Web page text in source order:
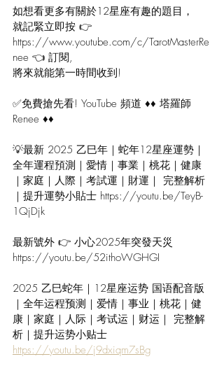
如想看更多有關於12星座有趣的題目，
就記緊立即按 👉
https://www.youtube.com/c/TarotMasterRe
nee 👈 訂閱,
將來就能第一時間收到!
✅免費搶先看! YouTube 頻道 ♦♦ 塔羅師
Renee ♦♦
💡最新 2025 乙巳年｜蛇年12星座運勢｜
全年運程預測｜愛情｜事業｜桃花｜健康
｜家庭｜人際｜考試運｜財運｜ 完整解析
｜提升運勢小貼士 https://youtu.be/TeyB-
1QjDjk
最新號外 👉 小心2025年突發天災
https://youtu.be/52ithoWGHGI
2025 乙巳蛇年｜12星座运势 国语配音版
｜全年运程预测｜爱情｜事业｜桃花｜健
康｜家庭｜人际｜考试运｜财运｜ 完整解
析｜提升运势小贴士
https://youtu.be/j9dxiqm7sBg